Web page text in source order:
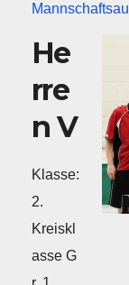
He
rre
n V
Klasse:
2.
Kreiskl
asse G